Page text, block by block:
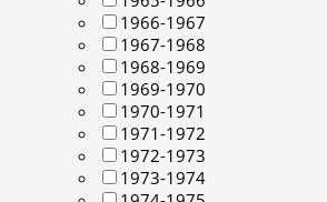
1966-1967
1967-1968
1968-1969
1969-1970
1970-1971
1971-1972
1972-1973
1973-1974